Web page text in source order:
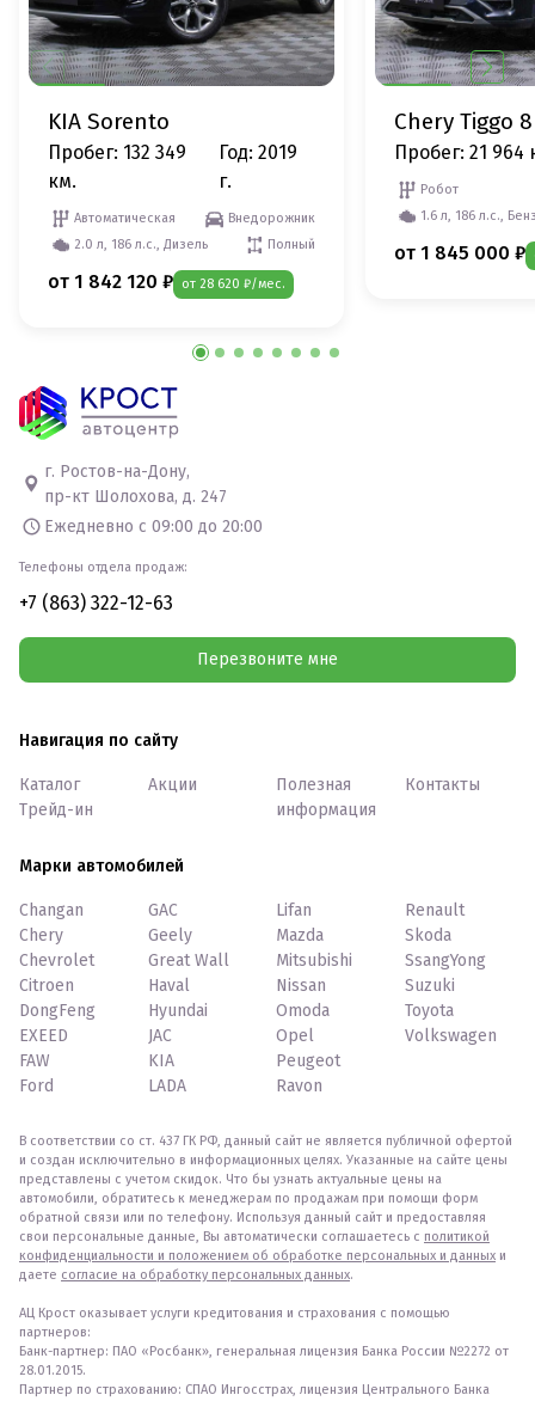
KIA Sorento
Пробег: 132 349
км.
Год: 2019
г.
Автоматическая
Внедорожник
2.0 л, 186 л.с., Дизель
Полный
от 1 842 120 ₽ от 28 620 ₽/мес.
Chery Tiggo
Пробег: 21 964
Робот
1.6 л, 186 л.с.,
от 1 845 000 ₽
г. Ростов-на-Дону,
пр-кт Шолохова, д. 247
Ежедневно с 09:00 до 20:00
Телефоны отдела продаж:
+7 (863) 322-12-63
Перезвоните мне
Навигация по сайту
Каталог
Трейд-ин
Акции
Полезная
информация
Контакты
Марки автомобилей
Changan
Chery
Chevrolet
Citroen
DongFeng
EXEED
FAW
Ford
GAC
Geely
Great Wall
Haval
Hyundai
JAC
KIA
LADA
Lifan
Mazda
Mitsubishi
Nissan
Omoda
Opel
Peugeot
Ravon
Renault
Skoda
SsangYong
Suzuki
Toyota
Volkswagen
В соответствии со ст. 437 ГК РФ, данный сайт не является публичной офертой
и создан исключительно в информационных целях. Указанные на сайте цены
представлены с учетом скидок. Что бы узнать актуальные цены на
автомобили, обратитесь к менеджерам по продажам при помощи форм
обратной связи или по телефону. Используя данный сайт и предоставляя
свои персональные данные, Вы автоматически соглашаетесь с политикой
конфиденциальности и положением об обработке персональных и данных и
даете согласие на обработку персональных данных.
АЦ Крост оказывает услуги кредитования и страхования с помощью
партнеров:
Банк-партнер: ПАО «Росбанк», генеральная лицензия Банка России №2272 от
28.01.2015.
Партнер по страхованию: СПАО Ингосстрах, лицензия Центрального Банка